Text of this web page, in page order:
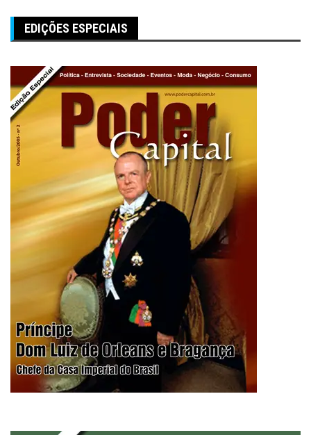
EDIÇÕES ESPECIAIS